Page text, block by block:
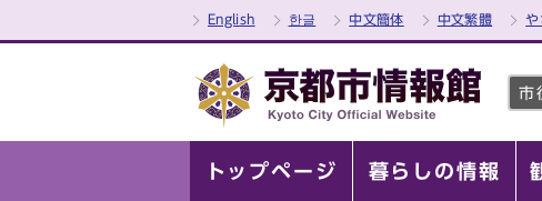
English 한글 中文簡体 中文繁體 や
市
トップページ 暮らしの情報